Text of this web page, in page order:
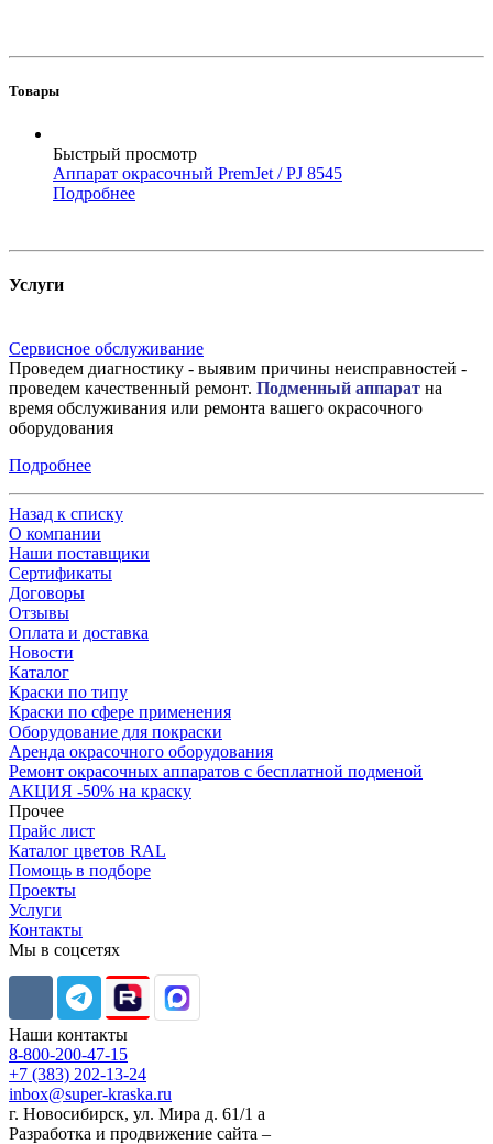
Товары
Быстрый просмотр
Аппарат окрасочный PremJet / PJ 8545
Подробнее
Услуги
Сервисное обслуживание
Проведем диагностику - выявим причины неисправностей -
проведем качественный ремонт. Подменный аппарат на
время обслуживания или ремонта вашего окрасочного
оборудования
Подробнее
Назад к списку
О компании
Наши поставщики
Сертификаты
Договоры
Отзывы
Оплата и доставка
Новости
Каталог
Краски по типу
Краски по сфере применения
Оборудование для покраски
Аренда окрасочного оборудования
Ремонт окрасочных аппаратов с бесплатной подменой
АКЦИЯ -50% на краску
Прочее
Прайс лист
Каталог цветов RAL
Помощь в подборе
Проекты
Услуги
Контакты
Мы в соцсетях
Наши контакты
8-800-200-47-15
+7 (383) 202-13-24
inbox@super-kraska.ru
г. Новосибирск, ул. Мира д. 61/1 а
Разработка и продвижение сайта –